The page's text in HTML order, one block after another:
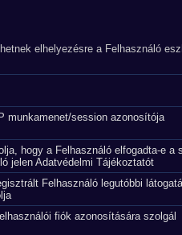
elhelyezésre a Felhasználó
munkamenet/session azonosítója
hogy a Felhasználó elfogadta-e a
jelen Adatvédelmi Tájékoztatót
Felhasználó legutóbbi
fiók azonosítására szolgál